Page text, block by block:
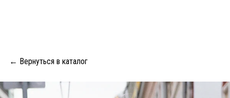
← Вернуться в каталог